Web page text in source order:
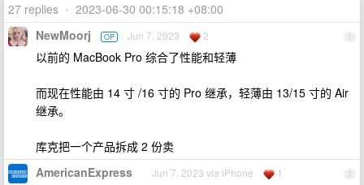
27 replies • 2023-06-30 00:15:18 +08:00
1
NewMoorj OP Jun 7, 2023 2
以前的 MacBook Pro 综合了性能和轻薄
而现在性能由 14 寸 /16 寸的 Pro 继承，轻薄由 13/15 寸的 Air
继承。
库克把一个产品拆成 2 份卖
2
AmericanExpress Jun 7, 2023 via iPhone 1